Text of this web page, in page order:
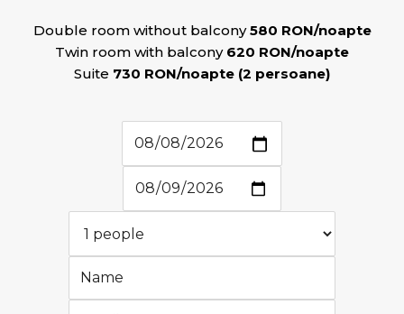
Double room without balcony580 RON/noapte
Twin room with balcony 620 RON/noapte
Suite 730 RON/noapte (2 persoane)